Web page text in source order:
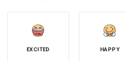
EXCITED HAPPY